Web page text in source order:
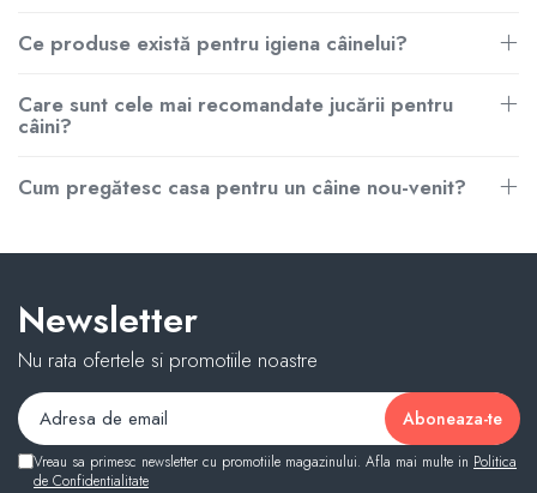
Ce produse există pentru igiena câinelui?
Care sunt cele mai recomandate jucării pentru
câini?
Cum pregătesc casa pentru un câine nou-venit?
Newsletter
Nu rata ofertele si promotiile noastre
Vreau sa primesc newsletter cu promotiile magazinului. Afla mai multe in Politica
de Confidentialitate